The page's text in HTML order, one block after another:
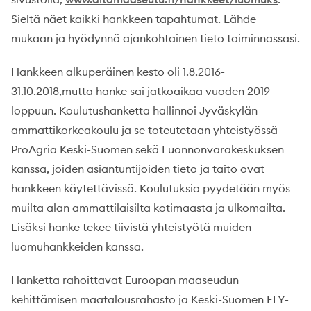
Sieltä näet kaikki hankkeen tapahtumat. Lähde
mukaan ja hyödynnä ajankohtainen tieto toiminnassasi.
Hankkeen alkuperäinen kesto oli 1.8.2016-
31.10.2018,mutta hanke sai jatkoaikaa vuoden 2019
loppuun. Koulutushanketta hallinnoi Jyväskylän
ammattikorkeakoulu ja se toteutetaan yhteistyössä
ProAgria Keski-Suomen sekä Luonnonvarakeskuksen
kanssa, joiden asiantuntijoiden tieto ja taito ovat
hankkeen käytettävissä. Koulutuksia pyydetään myös
muilta alan ammattilaisilta kotimaasta ja ulkomailta.
Lisäksi hanke tekee tiivistä yhteistyötä muiden
luomuhankkeiden kanssa.
Hanketta rahoittavat Euroopan maaseudun
kehittämisen maatalousrahasto ja Keski-Suomen ELY-